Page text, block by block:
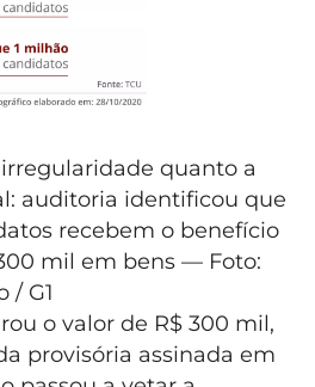
quanto a
auditoria identificou que
recebem o benefício
mil em bens — Foto:
/ G1
o valor de R$ 300 mil,
provisória assinada em